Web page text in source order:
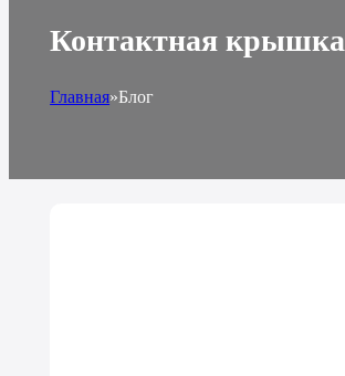
Контактная крышка
Главная»Блог